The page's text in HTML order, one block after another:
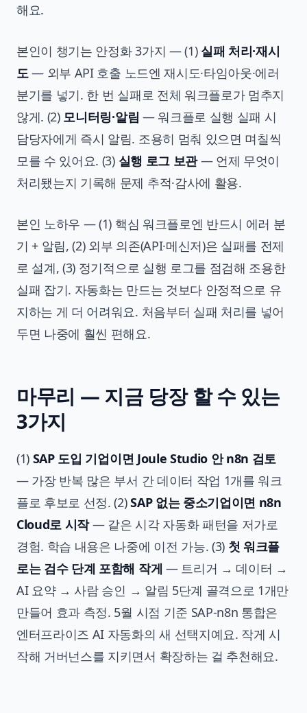
해요.
본인이 챙기는 안정화 3가지 — (1) 실패 처리·재시
도— 외부 API 호출 노드엔 재시도·타임아웃·에러
분기를 넣기. 한 번 실패로 전체 워크플로가 멈추지
않게. (2) 모니터링·알림 — 워크플로 실행 실패 시
담당자에게 즉시 알림. 조용히 멈춰 있으면 며칠씩
모를 수 있어요. (3) 실행 로그 보관— 언제 무엇이
처리됐는지 기록해 문제 추적·감사에 활용.
본인 노하우 — (1) 핵심 워크플로엔 반드시 에러 분
기 + 알림, (2) 외부 의존(API·메신저)은 실패를 전제
로 설계, (3) 정기적으로 실행 로그를 점검해 조용한
실패 잡기. 자동화는 만드는 것보다 안정적으로 유
지하는 게 더 어려워요. 처음부터 실패 처리를 넣어
두면 나중에 훨씬 편해요.
마무리 — 지금 당장 할 수 있는
3가지
(1) SAP 도입 기업이면 Joule Studio 안 n8n 검토
— 가장 반복 많은 부서 간 데이터 작업 1개를 워크
플로 후보로 선정. (2)SAP 없는 중소기업이면 n8n
Cloud로 시작— 같은 시각 자동화 패턴을 저가로
경험. 학습 내용은 나중에 이전 가능. (3) 첫 워크플
로는 검수 단계 포함해 작게 — 트리거 → 데이터 →
AI 요약 → 사람 승인 → 알림 5단계 골격으로 1개만
만들어 효과 측정. 5월 시점 기준 SAP-n8n 통합은
엔터프라이즈 AI 자동화의 새 선택지예요. 작게 시
작해 거버넌스를 지키면서 확장하는 걸 추천해요.